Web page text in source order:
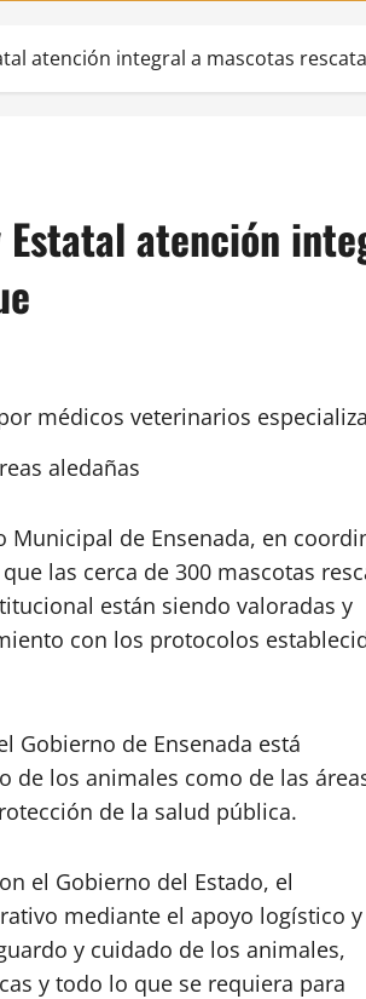
atención integral a mascotas
atención
médicos veterinarios
aledañas
Municipal de Ensenada, en
las cerca de 300 mascotas
están siendo valoradas y
con los protocolos
Gobierno de Ensenada está
de los animales como de las
de la salud pública.
el Gobierno del Estado, el
mediante el apoyo logístico y
y cuidado de los animales,
y todo lo que se requiera para